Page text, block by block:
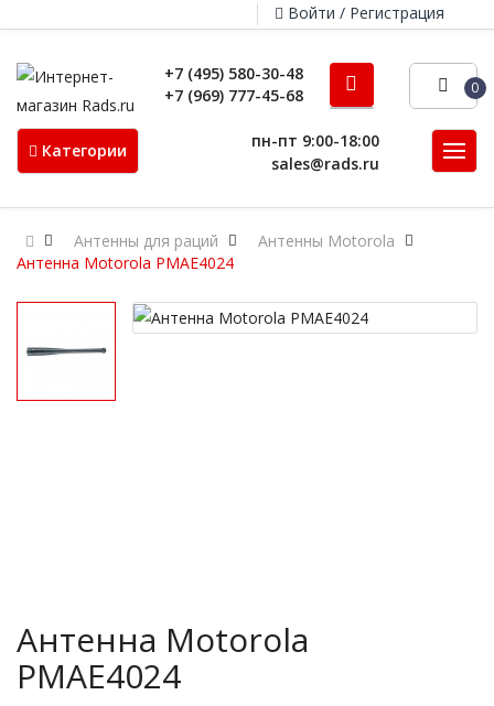
Войти / Регистрация
+7 (495) 580-30-48
+7 (969) 777-45-68
0
Категории
пн-пт 9:00-18:00
sales@rads.ru
Антенны для раций
Антенны Motorola
Антенна Motorola PMAE4024
Антенна Motorola
PMAE4024